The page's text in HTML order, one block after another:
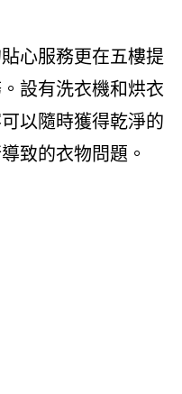
心服務更在五樓提
設有洗衣機和烘衣
以隨時獲得乾淨的
致的衣物問題。